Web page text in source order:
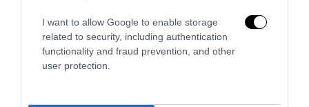
I want to allow Google to enable storage
related to security, including authentication
functionality and fraud prevention, and other
user protection.